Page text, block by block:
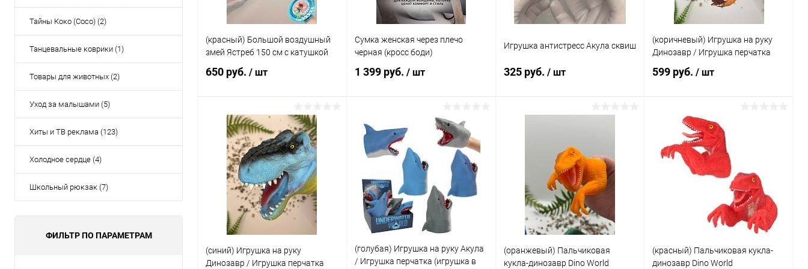
Тайны Коко (Coco) (2)
Танцевальные коврики (1)
Товары для животных (2)
Уход за малышами (5)
Хиты и ТВ реклама (123)
Холодное сердце (4)
Школьный рюкзак (7)
ФИЛЬТР ПО ПАРАМЕТРАМ
(красный) Большой воздушный
змей Ястреб 150 см с катушкой
650 руб. / шт
Подписаться
Купить в 1 клик Сравнение
В избранное Недоступно
Сумка женская через плечо
черная (кросс боди)
1 399 руб. / шт
В корзину
Купить в 1 клик Сравнение
В избранное В наличии
Игрушка антистресс Акула сквиш
325 руб. / шт
Купить в 1 клик Сравнение
В избранное Недоступно
(коричневый) Игрушка на руку
Динозавр / Игрушка перчатка
599 руб./ шт
Подписаться
Купить в 1 клик
В избранное Недоступно
(синий) Игрушка на руку
Динозавр / Игрушка перчатка
(голубая) Игрушка на руку Акула
/ Игрушка перчатка (игрушка в
(оранжевый) Пальчиковая
кукла-динозавр Dino World
(красный) Пальчиковая кукла-
динозавр Dino World